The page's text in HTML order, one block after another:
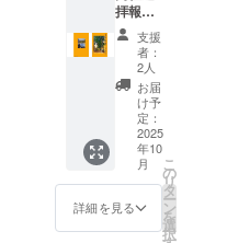
PDF
データ
（chat
GPTで
作成）
の神名
帳に挙
げられ
ている
由緒あ
る神
社、
「式内
社」約
3000社
のうち
備前国
拝報告
（備前
編）」
完成冊
子2冊
延長五
年（九
二七
年）に
完成し
た「延
喜式」
の神名
帳に挙
支援
者：
2人
お届
け予
定：
2025
年10
月
詳細を見る
こ
の
リ
タ
ー
ン
を
選
択